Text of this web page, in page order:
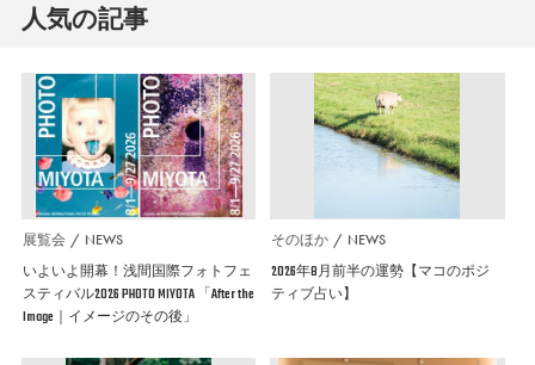
人気の記事
展覧会 NEWS
いよいよ開幕！浅間国際フォトフェ
スティバル2026 PHOTO MIYOTA 「After the
Image｜イメージのその後」
そのほか NEWS
2026年8月前半の運勢【マコのポジ
ティブ占い】